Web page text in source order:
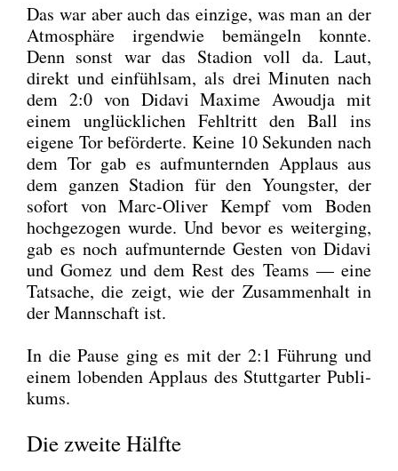
Das war aber auch das ein­zi­ge, was man an der
Atmo­sphä­re irgend­wie bemän­geln konn­te.
Denn sonst war das Sta­di­on voll da. Laut,
direkt und ein­fühl­sam, als drei Minu­ten nach
dem 2:0 von Dida­vi Maxi­me Awoud­ja mit
einem unglück­li­chen Fehl­tritt den Ball ins
eige­ne Tor beför­der­te. Kei­ne 10 Sekun­den nach
dem Tor gab es auf­mun­tern­den Applaus aus
dem gan­zen Sta­di­on für den Youngs­ter, der
sofort von Marc-Oli­ver Kempf vom Boden
hoch­ge­zo­gen wur­de. Und bevor es wei­ter­ging,
gab es noch auf­mun­tern­de Ges­ten von Dida­vi
und Gomez und dem Rest des Teams — eine
Tat­sa­che, die zeigt, wie der Zusam­men­halt in
der Mann­schaft ist.
In die Pau­se ging es mit der 2:1 Füh­rung und
einem loben­den Applaus des Stutt­gar­ter Publi­
kums.
Die zweite Hälfte